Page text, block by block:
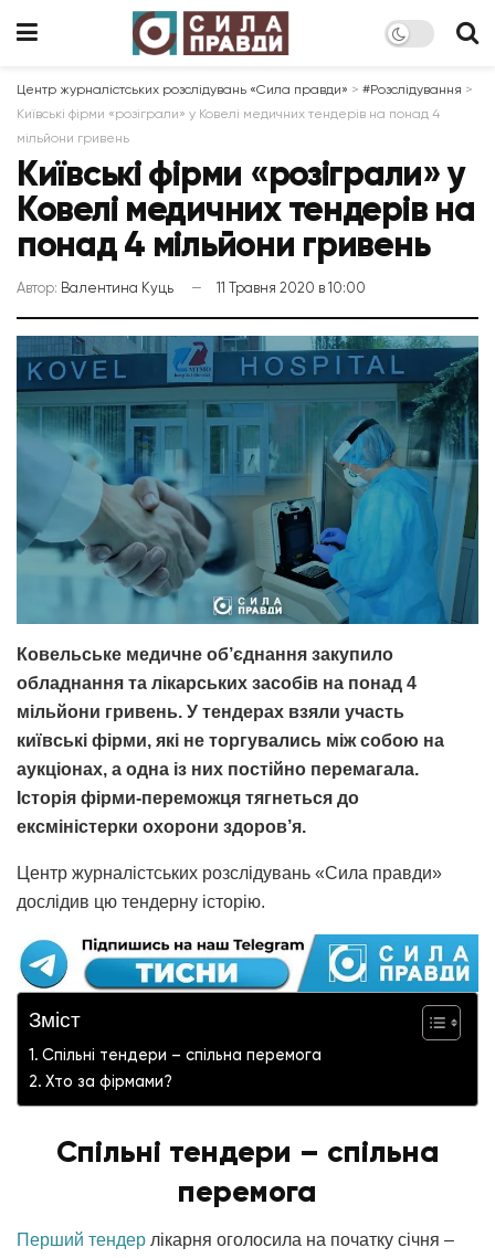
Центр журналістських розслідувань «Сила правди» > #Розслідування >
Київські фірми «розіграли» у Ковелі медичних тендерів на понад 4
мільйони гривень
Київські фірми «розіграли» у
Ковелі медичних тендерів на
понад 4 мільйони гривень
Автор: Валентина Куць 11 Травня 2020 в 10:00
Ковельське медичне об’єднання закупило
обладнання та лікарських засобів на понад 4
мільйони гривень. У тендерах взяли участь
київські фірми, які не торгувались між собою на
аукціонах, а одна із них постійно перемагала.
Історія фірми-переможця тягнеться до
ексміністерки охорони здоров’я.
Центр журналістських розслідувань «Сила правди»
дослідив цю тендерну історію.
Зміст
Спільні тендери – спільна перемога
Хто за фірмами?
Спільні тендери – спільна
перемога
Перший тендер лікарня оголосила на початку січня –